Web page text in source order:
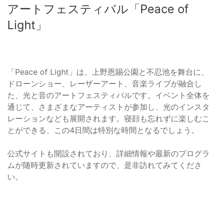
アートフェスティバル「Peace of
Light」
「Peace of Light」は、上野恩賜公園と不忍池を舞台に、
ドローンショー、レーザーアート、音楽ライブが融合し
た、光と音のアートフェスティバルです。イベント全体を
通じて、さまざまなアーティストが参加し、光のインスタ
レーションなども展開されます。寝顔も忘れずに楽しむこ
とができる、この4日間は特別な時間となるでしょう。
公式サイトも開設されており、詳細情報や最新のプログラ
ムが随時更新されていますので、是非訪れてみてくださ
い。